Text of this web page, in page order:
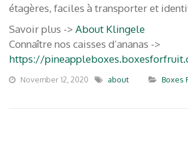
étagères, faciles à transporter et
Savoir plus -> About Klingele
Connaître nos caisses d’ananas ->
https://
November 12, 2020 about Boxes